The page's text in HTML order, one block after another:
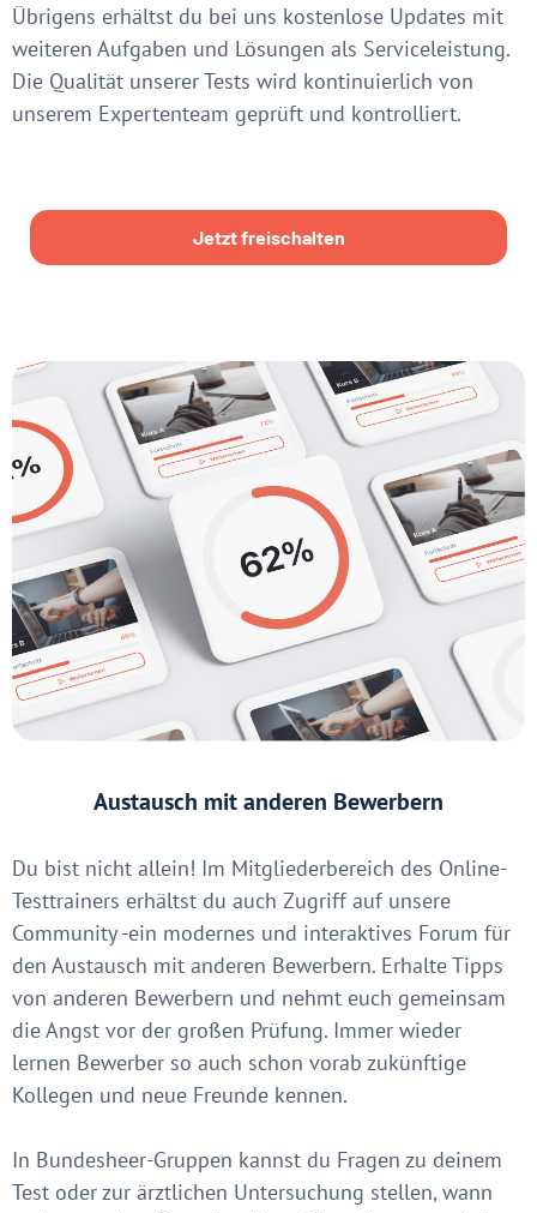
Übrigens erhältst du bei uns kostenlose Updates mit
weiteren Aufgaben und Lösungen als Serviceleistung.
Die Qualität unserer Tests wird kontinuierlich von
unserem Expertenteam geprüft und kontrolliert.
Jetzt freischalten
Austausch mit anderen Bewerbern
Du bist nicht allein! Im Mitgliederbereich des Online-
Testtrainers erhältst du auch Zugriff auf unsere
Community -ein modernes und interaktives Forum für
den Austausch mit anderen Bewerbern. Erhalte Tipps
von anderen Bewerbern und nehmt euch gemeinsam
die Angst vor der großen Prüfung. Immer wieder
lernen Bewerber so auch schon vorab zukünftige
Kollegen und neue Freunde kennen.
In Bundesheer-Gruppen kannst du Fragen zu deinem
Test oder zur ärztlichen Untersuchung stellen, wann